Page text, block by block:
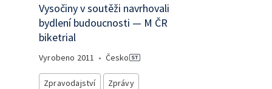
Vysočiny v soutěži navrhovali
bydlení budoucnosti — M ČR
biketrial
Vyrobeno 2011 • Česko
Zpravodajství
Zprávy